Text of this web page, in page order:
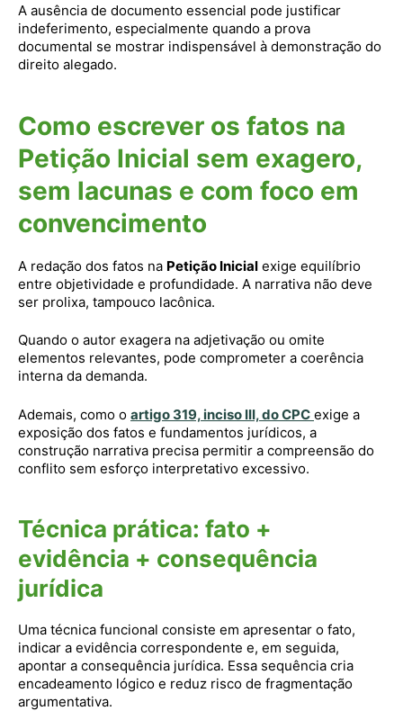
A ausência de documento essencial pode justificar
indeferimento, especialmente quando a prova
documental se mostrar indispensável à demonstração do
direito alegado.
Como escrever os fatos na
Petição Inicial sem exagero,
sem lacunas e com foco em
convencimento
A redação dos fatos na Petição Inicial exige equilíbrio
entre objetividade e profundidade. A narrativa não deve
ser prolixa, tampouco lacônica.
Quando o autor exagera na adjetivação ou omite
elementos relevantes, pode comprometer a coerência
interna da demanda.
Ademais, como o artigo 319, inciso III, do CPC exige a
exposição dos fatos e fundamentos jurídicos, a
construção narrativa precisa permitir a compreensão do
conflito sem esforço interpretativo excessivo.
Técnica prática: fato +
evidência + consequência
jurídica
Uma técnica funcional consiste em apresentar o fato,
indicar a evidência correspondente e, em seguida,
apontar a consequência jurídica. Essa sequência cria
encadeamento lógico e reduz risco de fragmentação
argumentativa.